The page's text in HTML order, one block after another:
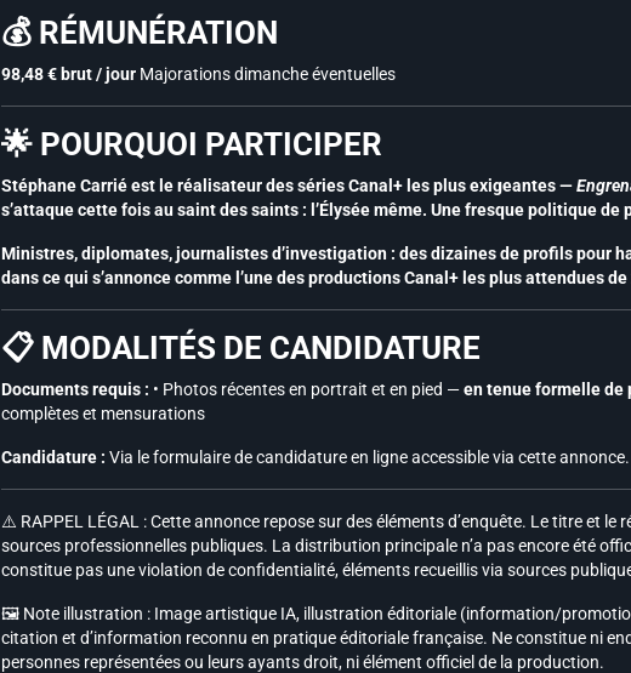
💰 RÉMUNÉRATION
98,48 € brut / jour Majorations dimanche éventuelles
🌟 POURQUOI PARTICIPER
Stéphane Carrié est le réalisateur des séries Canal+ les plus exigeantes —
s’attaque cette fois au saint des saints : l’Élysée même. Une fresque politique de
Ministres, diplomates, journalistes d’investigation : des dizaines de profils pour
dans ce qui s’annonce comme l’une des productions Canal+ les plus attendues
📋 MODALITÉS DE CANDIDATURE
Documents requis : • Photos récentes en portrait et en pied —en tenue formelle de
complètes et mensurations
Candidature : Via le formulaire de candidature en ligne accessible via cette annonce.
⚠️ RAPPEL LÉGAL : Cette annonce repose sur des éléments d’enquête. Le titre et le
sources professionnelles publiques. La distribution principale n’a pas encore été
constitue pas une violation de confidentialité, éléments recueillis via sources
🖼️ Note illustration : Image artistique IA, illustration éditoriale (information/
citation et d’information reconnu en pratique éditoriale française. Ne constitue ni
personnes représentées ou leurs ayants droit, ni élément officiel de la production.